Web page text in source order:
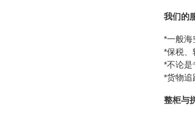
我们的
*一般海
*保税、
*不论是
*货物追
整柜与